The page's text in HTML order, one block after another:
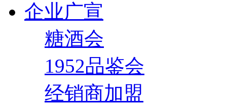
企业广宣
糖酒会
1952品鉴会
经销商加盟